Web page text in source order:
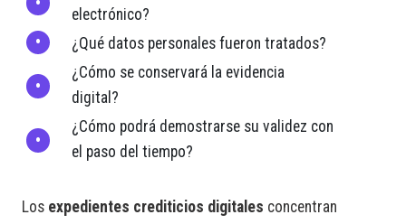
electrónico?
¿Qué datos personales fueron tratados?
¿Cómo se conservará la evidencia
digital?
¿Cómo podrá demostrarse su validez con
el paso del tiempo?
Los expedientes crediticios digitales concentran